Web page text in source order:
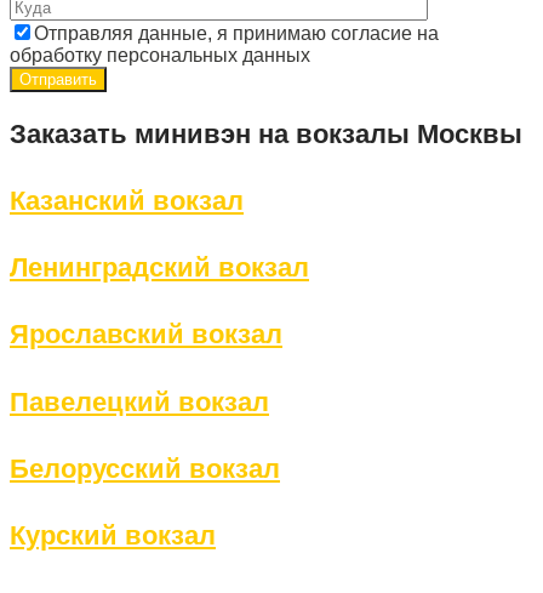
Отправляя данные, я принимаю согласие на
обработку персональных данных
Заказать минивэн на вокзалы Москвы
Казанский вокзал
Ленинградский вокзал
Ярославский вокзал
Павелецкий вокзал
Белорусский вокзал
Курский вокзал